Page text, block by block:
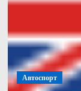
Автоспорт